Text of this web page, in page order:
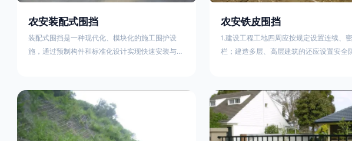
农安装配式围挡
装配式围挡是一种现代化、模块化的施工围护设
施，通过预制构件和标准化设计实现快速安装与重
管立柱）与镀锌钢板、彩钢板等面板组合而成，通
过斜拉撑、横撑加强筋等部件增强整体稳定性立柱
规格：通常为100×100mm或120×120mm方管，壁
厚2.5-3.0mm；面板采用0.5-0.9mm镀锌板轧折成
农安铁皮围挡
1.建设工程工地四周应按规定设置连续、
栏；建造多层、高层建筑的还应设置安全
在其他路段设置的围栏，其高度不得低于
围档使用的材料应保证围栏稳固、整洁、
政工程项目工地，可按工程进度分段设置
规定使用统一的连续性护栏设施。施工单